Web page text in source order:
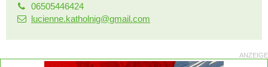
06505446424
lucienne.katholnig@gmail.com
ANZEIGE